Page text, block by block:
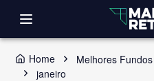
Home Melhores Fundos
janeiro